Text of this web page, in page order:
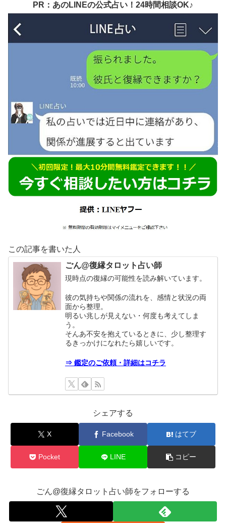
PR：あのLINEの公式占い！24時間相談OK♪
この記事を書いた人
ごん@復縁タロット占い師
現時点の復縁の可能性を読み解いています。
彼の気持ちや関係の流れを、感情と状況の両
面から整理。
明るい兆しが見えない・何度も考えてしま
う。
そんあ不安を抱えているときに、少し整理す
るきっかけになれたら嬉しいです。
⇒ 鑑定のご依頼・詳細はコチラ
シェアする
X Facebook はてブ
Pocket LINE コピー
ごん@復縁タロット占い師をフォローする